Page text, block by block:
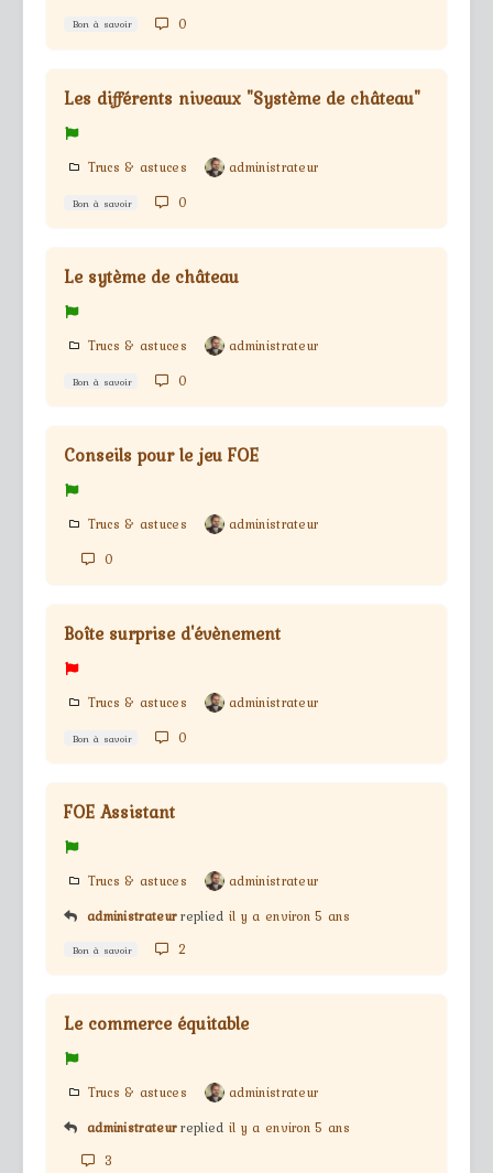
Bon à savoir 0
Les différents niveaux "Système de château"
Trucs & astuces administrateur
Bon à savoir 0
Le sytème de château
Trucs & astuces administrateur
Bon à savoir 0
Conseils pour le jeu FOE
Trucs & astuces
administrateur
0
Boîte surprise d'évènement
Trucs & astuces administrateur
Bon à savoir 0
FOE Assistant
Trucs & astuces
administrateur
administrateur replied il y a environ 5 ans
Bon à savoir 2
Le commerce équitable
Trucs & astuces
administrateur
administrateur replied il y a environ 5 ans
3